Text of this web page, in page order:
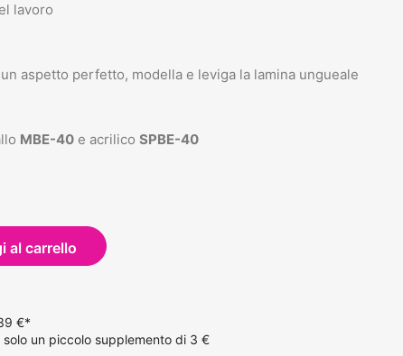
lavoro
aspetto perfetto, modella e leviga la lamina ungueale
MBE-40 e acrilico SPBE-40
al carrello
€*
un piccolo supplemento di 3 €